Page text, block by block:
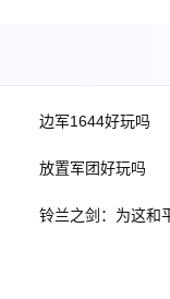
边军1644好玩吗
放置军团好玩吗
铃兰之剑：为这和